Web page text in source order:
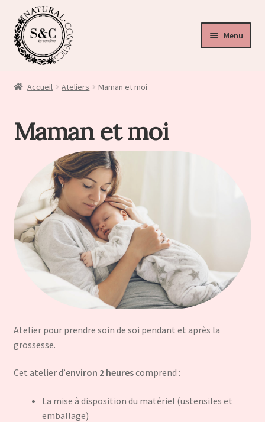
Menu
Accueil Ateliers Maman et moi
Maman et moi
Atelier pour prendre soin de soi pendant et après la
grossesse.
Cet atelier d’environ 2 heurescomprend :
La mise à disposition du matériel (ustensiles et
emballage)